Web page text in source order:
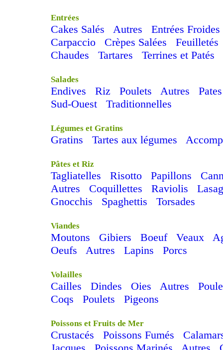
Entrées
Cakes Salés Autres
Entrées Froides
Carpaccio
Crèpes Salées
Feuilletés
Chaudes
Tartares Terrines et Patés
Salades
Endives Riz Poulets Autres
Pates
Sud-Ouest
Traditionnelles
Légumes et Gratins
Gratins Tartes aux légumes
Pâtes et Riz
Tagliatelles Risotto Papillons
Autres
Coquillettes Raviolis
Gnocchis
Spaghettis Torsades
Viandes
Moutons Gibiers Boeuf Veaux
Oeufs
Autres Lapins Porcs
Volailles
Cailles Dindes Oies Autres
Coqs
Poulets Pigeons
Poissons et Fruits de Mer
Crustacés Poissons Fumés